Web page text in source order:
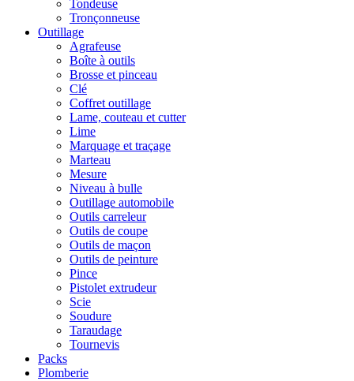
Tondeuse
Tronçonneuse
Outillage
Agrafeuse
Boîte à outils
Brosse et pinceau
Clé
Coffret outillage
Lame, couteau et cutter
Lime
Marquage et traçage
Marteau
Mesure
Niveau à bulle
Outillage automobile
Outils carreleur
Outils de coupe
Outils de maçon
Outils de peinture
Pince
Pistolet extrudeur
Scie
Soudure
Taraudage
Tournevis
Packs
Plomberie